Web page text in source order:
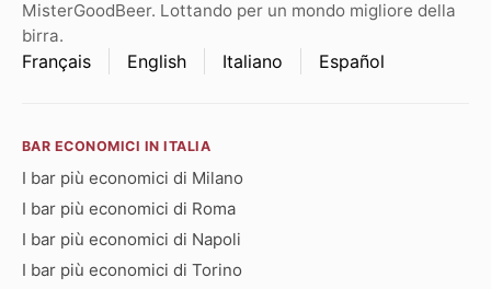
MisterGoodBeer. Lottando per un mondo migliore della
birra.
Français English Italiano Español
BAR ECONOMICI IN ITALIA
I bar più economici di Milano
I bar più economici di Roma
I bar più economici di Napoli
I bar più economici di Torino